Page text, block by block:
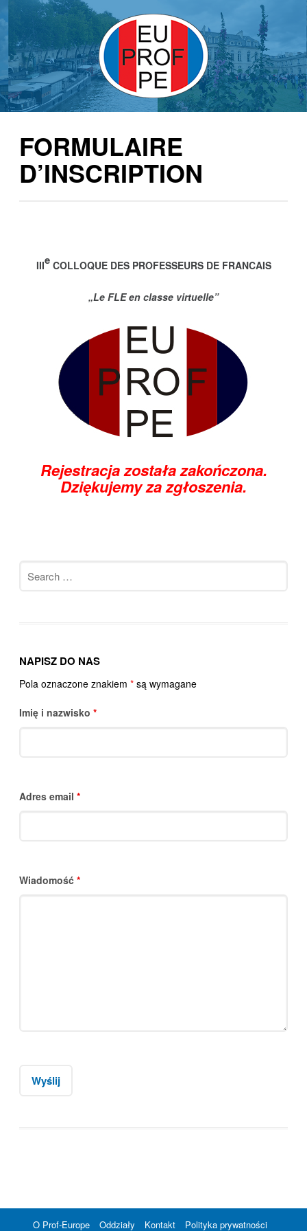
FORMULAIRE
D’INSCRIPTION
IIIeCOLLOQUE DES PROFESSEURS DE FRANCAIS
„Le FLE en classe virtuelle”
Rejestracja została zakończona.
Dziękujemy za zgłoszenia.
for:
NAPISZ DO NAS
Pola oznaczone znakiem *są wymagane
Imię i nazwisko *
Adres email *
Wiadomość *
O Prof-Europe Oddziały Kontakt Polityka prywatności